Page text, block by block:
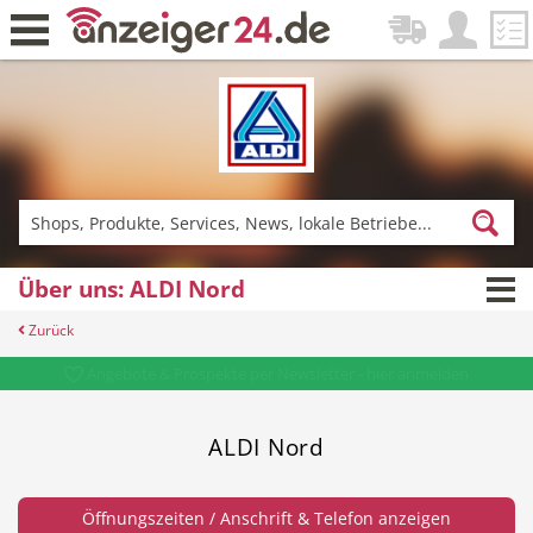
Zurück
Fitness & Sport Lieferservice
Einkaufen DE-News
News Restaurant
Zurück
ALDI Nord
Öffnungszeiten / Anschrift & Telefon anzeigen
Über uns: ALDI Nord